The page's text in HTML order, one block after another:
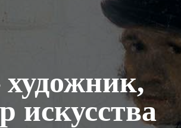
искусства